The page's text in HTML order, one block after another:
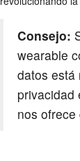
Consejo:
wearable
datos está
privacidad
nos